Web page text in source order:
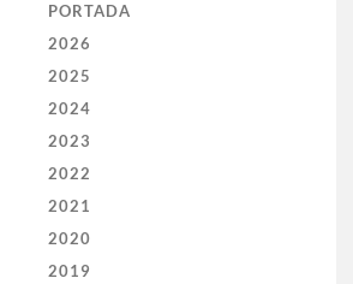
PORTADA
2026
2025
2024
2023
2022
2021
2020
2019